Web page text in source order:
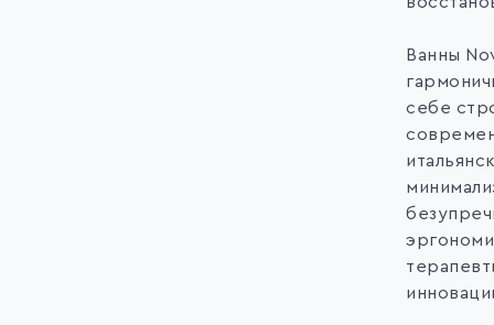
Ванны
себе